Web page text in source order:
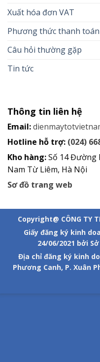
Xuất hóa đơn VAT
Phương thức thanh toán
Câu hỏi thường gặp
Tin tức
Thông tin liên hệ
Email:
Hotline hỗ trợ: (024)
Kho hàng:Số 14 Đường
Nam Từ Liêm, Hà Nội
Sơ đồ trang web
Copyright@ CÔNG TY
Giấy đăng ký kinh
24/06/2021 bởi
Địa chỉ đăng ký kinh
Phương Canh, P. Xuân